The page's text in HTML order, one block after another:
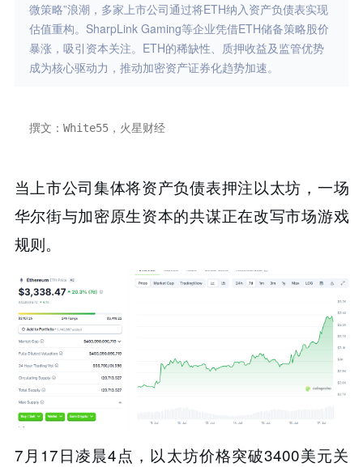
微策略”浪潮，多家上市公司通过将ETH纳入资产负债表实现
估值重构。SharpLink Gaming等企业凭借ETH储备策略股价
暴涨，吸引资本关注。ETH的稀缺性、质押收益及监管优势
成为核心驱动力，推动加密资产证券化趋势加速。
撰文：White55，火星财经
当上市公司集体将资产负债表押注以太坊，一场
华尔街与加密原生资本的共谋正在改写市场游戏
规则。
7月17日凌晨4点，以太坊价格突破3400美元关